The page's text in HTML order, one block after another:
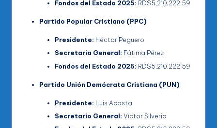
Fondos del Estado 2025: RD$5,210,222.59
Partido Popular Cristiano (PPC)
Presidente: Héctor Peguero
Secretaria General: Fátima Pérez
Fondos del Estado 2025: RD$5,210,222.59
Partido Unión Demócrata Cristiana (PUN)
Presidente: Luis Acosta
Secretario General: Víctor Silverio